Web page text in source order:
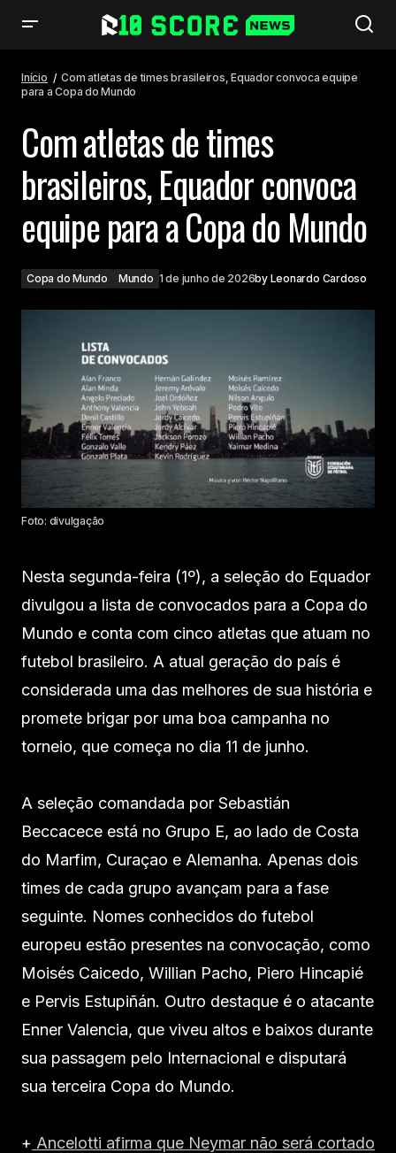
do Mundo
Início
Com atletas de times brasileiros, Equador convoca equipe
para a Copa do Mundo
Com atletas de times
brasileiros, Equador convoca
equipe para a Copa do Mundo
Copa do Mundo Mundo 1 de junho de 2026by Leonardo Cardoso
Foto: divulgação
Nesta segunda-feira (1º), a seleção do Equador
divulgou a lista de convocados para a Copa do
Mundo e conta com cinco atletas que atuam no
futebol brasileiro. A atual geração do país é
considerada uma das melhores de sua história e
promete brigar por uma boa campanha no
torneio, que começa no dia 11 de junho.
A seleção comandada por Sebastián
Beccacece está no Grupo E, ao lado de Costa
do Marfim, Curaçao e Alemanha. Apenas dois
times de cada grupo avançam para a fase
seguinte. Nomes conhecidos do futebol
europeu estão presentes na convocação, como
Moisés Caicedo, Willian Pacho, Piero Hincapié
e Pervis Estupiñán. Outro destaque é o atacante
Enner Valencia, que viveu altos e baixos durante
sua passagem pelo Internacional e disputará
sua terceira Copa do Mundo.
+ Ancelotti afirma que Neymar não será cortado